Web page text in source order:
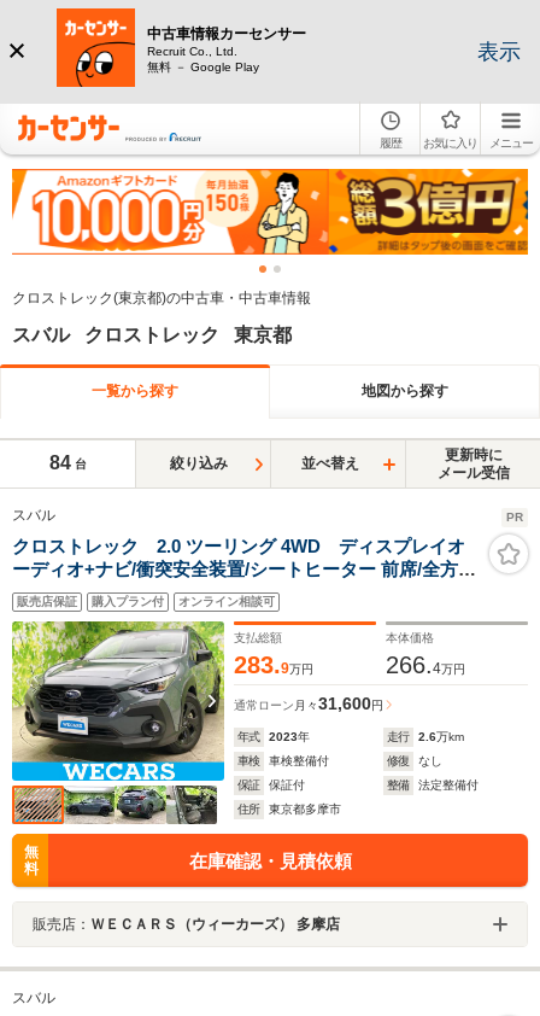
中古車情報カーセンサー
Recruit Co., Ltd.
無料 － Google Play
表示
履歴 お気に入り メニュー
クロストレック(東京都)の中古車・中古車情報
スバル クロストレック 東京都
一覧から探す 地図から探す
84 台 絞り込み 並べ替え
更新時に
メール受信
スバル PR
クロストレック 2.0 ツーリング 4WD ディスプレイオ
ーディオ+ナビ/衝突安全装置/シートヒーター 前席/全方位
モニター/車線逸脱防止支援システム/ドライブレコーダー
純正/ヘッドランプ LED/ETC/EBD付ABS
販売店保証 購入プラン付 オンライン相談可
支払総額
283.9万円
本体価格
266.4万円
通常ローン 月々31,600円
年式 2023年 走行 2.6万km
車検
車検整備付 修復
なし
保証
保証付 整備
法定整備付
住所
東京都多摩市
無
料
在庫確認・見積依頼
販売店： ＷＥＣＡＲＳ（ウィーカーズ） 多摩店
スバル